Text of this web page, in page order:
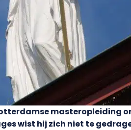
masteropleiding
wist hij zich niet te